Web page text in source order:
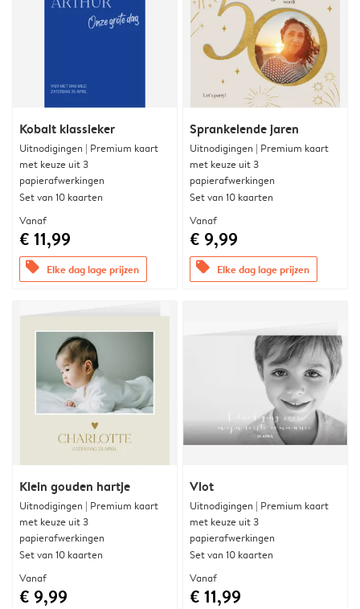
Kobalt klassieker
Uitnodigingen | Premium kaart
met keuze uit 3
papierafwerkingen
Set van 10 kaarten
Vanaf
€ 11,99
offers Elke dag lage prijzen
Sprankelende jaren
Uitnodigingen | Premium kaart
met keuze uit 3
papierafwerkingen
Set van 10 kaarten
Vanaf
€ 9,99
offers Elke dag lage prijzen
Klein gouden hartje
Uitnodigingen | Premium kaart
met keuze uit 3
papierafwerkingen
Set van 10 kaarten
Vanaf
€ 9,99
Vlot
Uitnodigingen | Premium kaart
met keuze uit 3
papierafwerkingen
Set van 10 kaarten
Vanaf
€ 11,99